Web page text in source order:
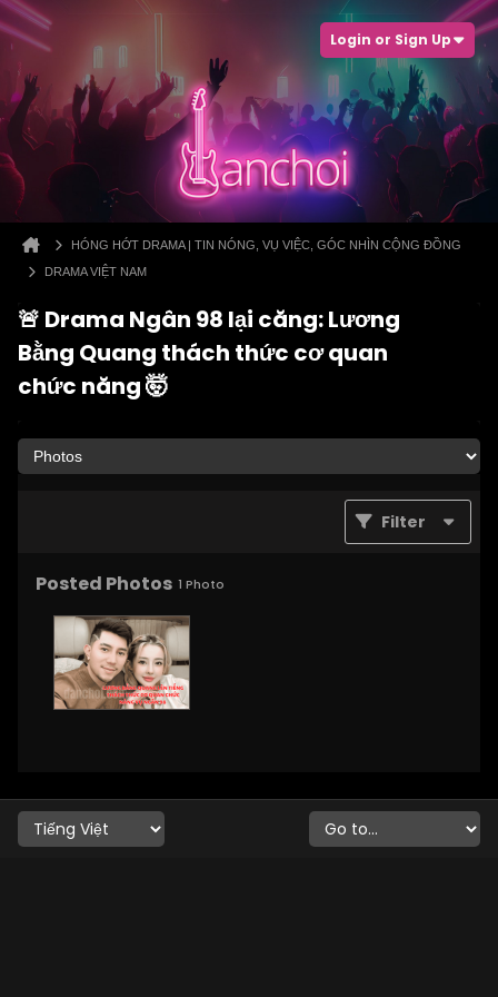
Login or Sign Up
HÓNG HỚT DRAMA | TIN NÓNG, VỤ VIỆC, GÓC NHÌN CỘNG ĐỒNG
DRAMA VIỆT NAM
🚨 Drama Ngân 98 lại căng: Lương
Bằng Quang thách thức cơ quan
chức năng 🤯
Filter
Posted Photos 1 Photo